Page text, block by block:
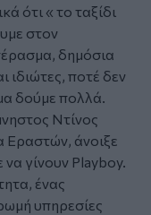
ότι « το ταξίδι
στον
δημόσια
ιδιώτες, ποτέ δεν
δούμε πολλά.
Ντίνος
Εραστών, άνοιξε
γίνουν Playboy.
ένας
υπηρεσίες